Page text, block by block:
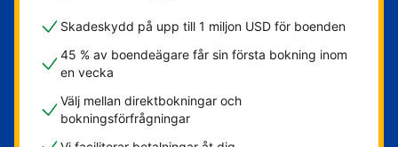
Skadeskydd på upp till 1 miljon USD för boenden
45 % av boendeägare får sin första bokning inom
en vecka
Välj mellan direktbokningar och
bokningsförfrågningar